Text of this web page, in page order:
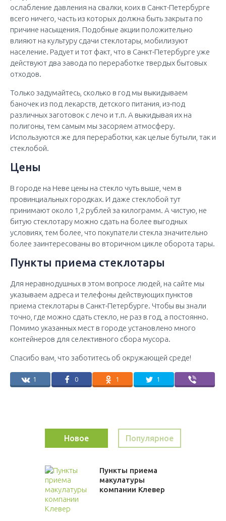
ослабление давления на свалки, коих в Санкт-Петербурге
всего ничего, часть из которых должна быть закрыта по
причине насыщения. Подобные акции положительно
влияют на культуру сдачи стеклотары, мобилизуют
население. Радует и тот факт, что в Санкт-Петербурге уже
действуют два завода по переработке твердых бытовых
отходов.
Только задумайтесь, сколько в год мы выкидываем
баночек из под лекарств, детского питания, из-под
различных заготовок с лечо и т.п. А выкидывая их на
полигоны, тем самым мы засоряем атмосферу.
Используются же для переработки, как целые бутыли, так и
стеклобой.
Цены
В городе на Неве цены на стекло чуть выше, чем в
провинциальных городках. И даже стеклобой тут
принимают около 1,2 рублей за килограмм. А чистую, не
битую стеклотару можно сдать на более выгодных
условиях, тем более, что покупатели стекла значительно
более заинтересованы во вторичном цикле оборота тары.
Пункты приема стеклотары
Для неравнодушных в этом вопросе людей, на сайте мы
указываем адреса и телефоны действующих пунктов
приема стеклотары в Санкт-Петербурге. Чтобы вы знали
точно, где можно сдать стекло, не раз в год, а постоянно.
Помимо указанных мест в городе установлено много
контейнеров для селективного сбора мусора.
Спасибо вам, что заботитесь об окружающей среде!
1 0 1 1
Новое Популярное
Пункты приема
макулатуры
компании Клевер